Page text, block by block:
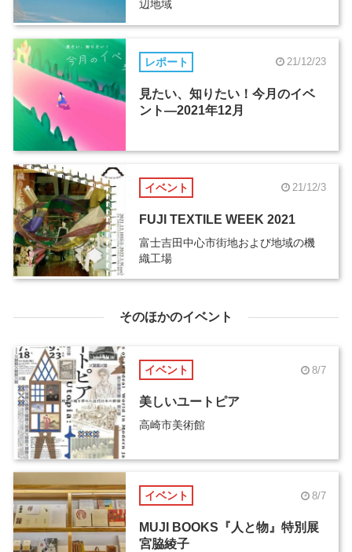
辺地域
レポート 21/12/23
見たい、知りたい！今月のイベ
ント―2021年12月
イベント 21/12/3
FUJI TEXTILE WEEK 2021
富士吉田中心市街地および地域の機
織工場
そのほかのイベント
イベント 8/7
美しいユートピア
高崎市美術館
イベント 8/7
MUJI BOOKS『人と物』特別展
宮脇綾子